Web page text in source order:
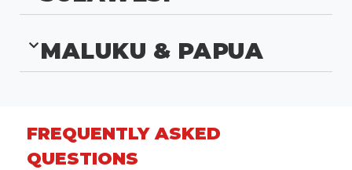
MALUKU & PAPUA
FREQUENTLY ASKED
QUESTIONS